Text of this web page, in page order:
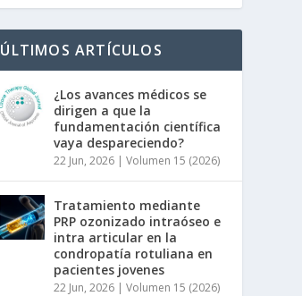
ÚLTIMOS ARTÍCULOS
¿Los avances médicos se
dirigen a que la
fundamentación científica
vaya despareciendo?
22 Jun, 2026 |Volumen 15 (2026)
Tratamiento mediante
PRP ozonizado intraóseo e
intra articular en la
condropatía rotuliana en
pacientes jovenes
22 Jun, 2026 |Volumen 15 (2026)